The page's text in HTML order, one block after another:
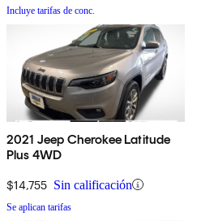
Incluye tarifas de conc.
2021 Jeep Cherokee Latitude
Plus 4WD
$14,755 Sin calificación
Se aplican tarifas